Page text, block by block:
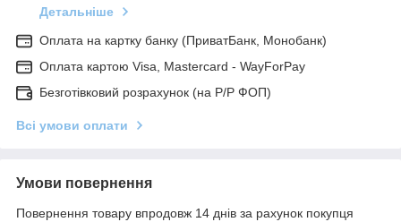
Детальніше
Оплата на картку банку (ПриватБанк, Монобанк)
Оплата картою Visa, Mastercard - WayForPay
Безготівковий розрахунок (на Р/Р ФОП)
Всі умови оплати
Умови повернення
Повернення товару впродовж 14 днів за рахунок покупця